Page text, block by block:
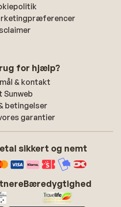
for hjælp?
& kontakt
Sunweb
betingelser
garantier
sikkert og nemt
Bæredygtighed